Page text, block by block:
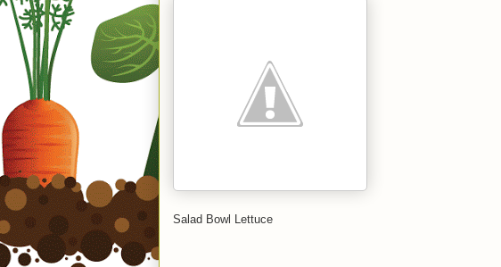
Salad Bowl Lettuce